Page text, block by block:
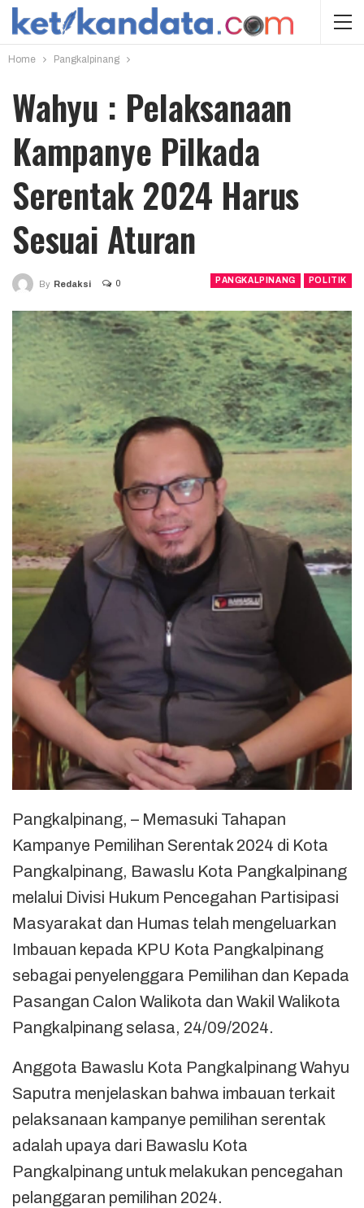
Home Pangkalpinang
Wahyu : Pelaksanaan
Kampanye Pilkada
Serentak 2024 Harus
Sesuai Aturan
PANGKALPINANG POLITIK
By Redaksi 0
Pangkalpinang, – Memasuki Tahapan
Kampanye Pemilihan Serentak 2024 di Kota
Pangkalpinang, Bawaslu Kota Pangkalpinang
melalui Divisi Hukum Pencegahan Partisipasi
Masyarakat dan Humas telah mengeluarkan
Imbauan kepada KPU Kota Pangkalpinang
sebagai penyelenggara Pemilihan dan Kepada
Pasangan Calon Walikota dan Wakil Walikota
Pangkalpinang selasa, 24/09/2024.
Anggota Bawaslu Kota Pangkalpinang Wahyu
Saputra menjelaskan bahwa imbauan terkait
pelaksanaan kampanye pemilihan serentak
adalah upaya dari Bawaslu Kota
Pangkalpinang untuk melakukan pencegahan
pelanggaran pemilihan 2024.